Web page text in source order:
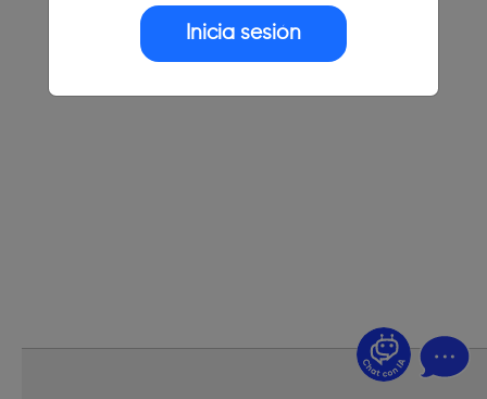
Inicia sesión